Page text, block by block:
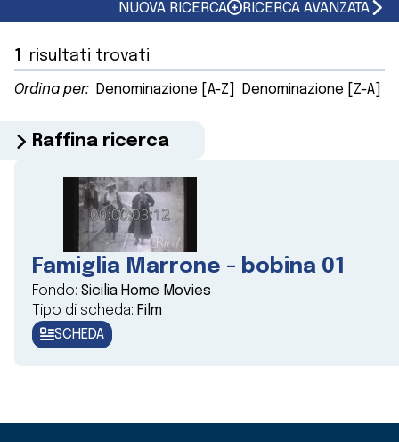
NUOVA RICERCA RICERCA AVANZATA
1 risultati trovati
Ordina per: Denominazione [A-Z] Denominazione [Z-A]
Raffina ricerca
Famiglia Marrone - bobina 01
Fondo: Sicilia Home Movies
Tipo di scheda: Film
SCHEDA